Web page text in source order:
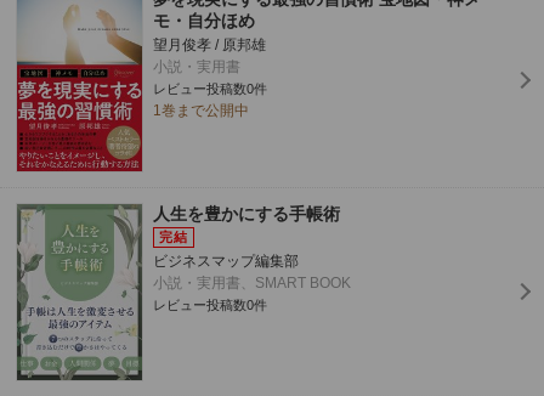
モ・自分ほめ
望月俊孝 / 原邦雄
小説・実用書
レビュー投稿数0件
1巻まで公開中
人生を豊かにする手帳術
ビジネスマップ編集部
小説・実用書、SMART BOOK
レビュー投稿数0件